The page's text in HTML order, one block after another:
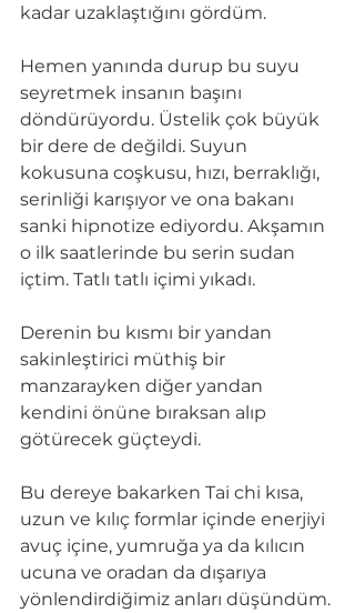
kadar uzaklaştığını gördüm.
Hemen yanında durup bu suyu
seyretmek insanın başını
döndürüyordu. Üstelik çok büyük
bir dere de değildi. Suyun
kokusuna coşkusu, hızı, berraklığı,
serinliği karışıyor ve ona bakanı
sanki hipnotize ediyordu. Akşamın
o ilk saatlerinde bu serin sudan
içtim. Tatlı tatlı içimi yıkadı.
Derenin bu kısmı bir yandan
sakinleştirici müthiş bir
manzarayken diğer yandan
kendini önüne bıraksan alıp
götürecek güçteydi.
Bu dereye bakarken Tai chi kısa,
uzun ve kılıç formlar içinde enerjiyi
avuç içine, yumruğa ya da kılıcın
ucuna ve oradan da dışarıya
yönlendirdiğimiz anları düşündüm.